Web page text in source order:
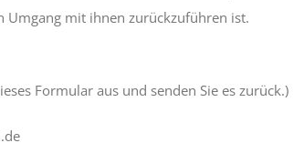
Umgang mit ihnen zurückzuführen ist.
Formular aus und senden Sie es zurück.)